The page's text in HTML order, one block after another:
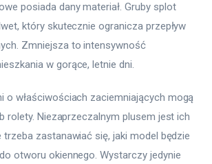
posiada dany materiał. Gruby splot
który skutecznie ogranicza przepływ
Zmniejsza to intensywność
w gorące, letnie dni.
o właściwościach zaciemniających mogą
rolety. Niezaprzeczalnym plusem jest ich
trzeba zastanawiać się, jaki model będzie
otworu okiennego. Wystarczy jedynie